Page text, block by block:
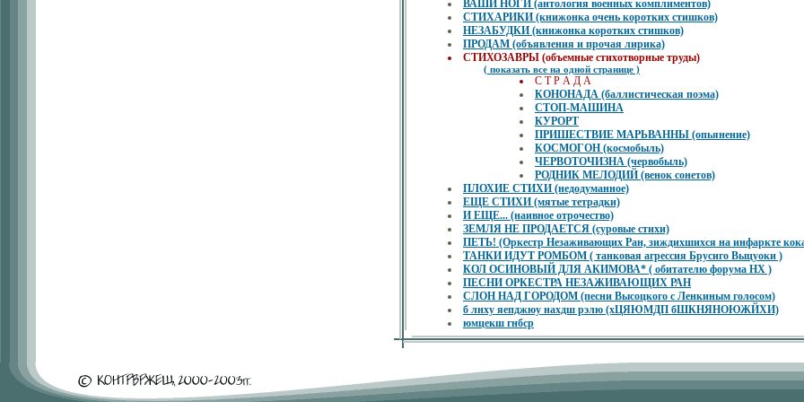
ВАШИ НОГИ (антология военных комплиментов)
СТИХАРИКИ (книжонка очень коротких стишков)
НЕЗАБУДКИ (книжонка коротких стишков)
ПРОДАМ (объявления и прочая лирика)
СТИХОЗАВРЫ (объемные стихотворные труды)
( показать все на одной странице )
С Т Р А Д А
КОНОНАДА (баллистическая поэма)
СТОП-МАШИНА
КУРОРТ
ПРИШЕСТВИЕ МАРЬВАННЫ (опьянение)
КОСМОГОН (космобыль)
ЧЕРВОТОЧИЗНА (червобыль)
РОДНИК МЕЛОДИЙ (венок сонетов)
ПЛОХИЕ СТИХИ (недодуманное)
ЕЩЕ СТИХИ (мятые тетрадки)
И ЕЩЕ... (наивное отрочество)
ЗЕМЛЯ НЕ ПРОДАЕТСЯ (суровые стихи)
ПЕТЬ! (Оркестр Незаживающих Ран, зиждихшихся на инфаркте
ТАНКИ ИДУТ РОМБОМ ( танковая агрессия Брусиго Выцуоки )
КОЛ ОСИНОВЫЙ ДЛЯ АКИМОВА* ( обитателю форума НХ )
ПЕСНИ ОРКЕСТРА НЕЗАЖИВАЮЩИХ РАН
СЛОН НАД ГОРОДОМ (песни Высоцкого с Ленкиным голосом)
б лнху яепджюу нахдш рэлю (хЦЯЮМДП бШКНЯНОЮЖЙХИ)
юмцекш гнбср